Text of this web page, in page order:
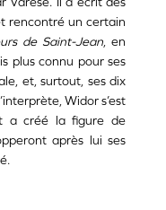
rencontré un certain
de Saint-Jean, en
plus connu pour ses
et, surtout, ses dix
Widor s’est
a créé la figure de
après lui ses